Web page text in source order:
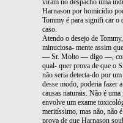
viram no despacho uma
Harnason por homicídio
Tommy é para signifi car o
caso.
Atendo o desejo de
minuciosa- mente assim
— Sr. Molto — digo —,
qual- quer prova de que o
não seria detecta-do por
desse modo, poderia fazer
causas naturais. Não é
envolve um exame
meritíssimo, mas não, não
prova de que Harnason